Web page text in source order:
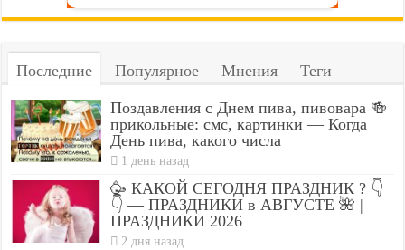
Последние Популярное Мнения Теги
Поздавления с Днем пива, пивовара 🍻
прикольные: смс, картинки — Когда
День пива, какого числа
1 день назад
🥳 КАКОЙ СЕГОДНЯ ПРАЗДНИК ? 👇
👇 — ПРАЗДНИКИ в АВГУСТЕ 🌺 |
ПРАЗДНИКИ 2026
2 дня назад